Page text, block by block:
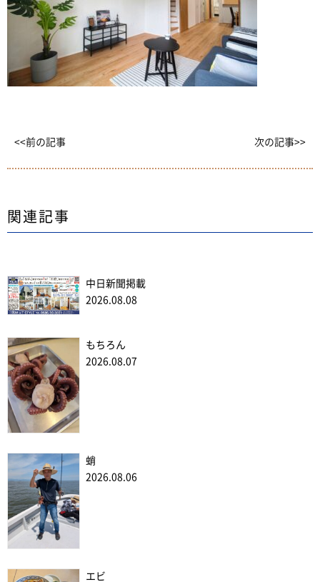
<<前の記事 次の記事>>
関連記事
中日新聞掲載
2026.08.08
もちろん
2026.08.07
蛸
2026.08.06
エビ